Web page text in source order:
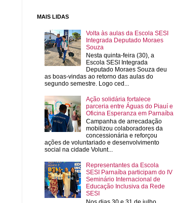
MAIS LIDAS
Volta às aulas da Escola SESI
Integrada Deputado Moraes
Souza
Nesta quinta-feira (30), a
Escola SESI Integrada
Deputado Moraes Souza deu
as boas-vindas ao retorno das aulas do
segundo semestre. Logo ced...
Ação solidária fortalece
parceria entre Águas do Piauí e
Oficina Esperanza em Parnaíba
Campanha de arrecadação
mobilizou colaboradores da
concessionária e reforçou
ações de voluntariado e desenvolvimento
social na cidade Volunt...
Representantes da Escola
SESI Parnaíba participam do IV
Seminário Internacional de
Educação Inclusiva da Rede
SESI